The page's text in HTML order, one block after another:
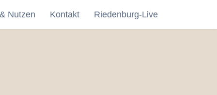
Nutzen Kontakt Riedenburg-Live